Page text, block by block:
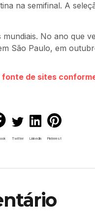
na semifinal. A
No ano que
São Paulo, em
de sites
Twitter LinkedIn Pinterest